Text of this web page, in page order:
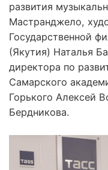
развития
Мастранджело,
Государственной
(Якутия) Наталья
директора по
Самарского
Горького Алексей
Бердникова.